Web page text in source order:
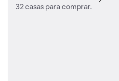
32 casas para comprar.